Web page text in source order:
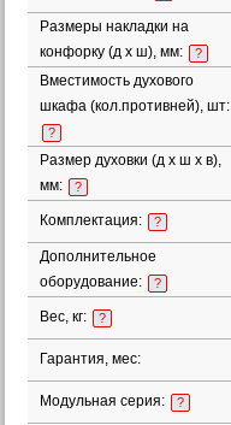
Размеры накладки на
конфорку (д х ш), мм:
?
Вместимость духового
шкафа (кол.противней), шт:
?
Размер духовки (д х ш х в),
мм:
?
Комплектация: ?
Дополнительное
оборудование:
?
Вес, кг: ?
Гарантия, мес:
Модульная серия: ?